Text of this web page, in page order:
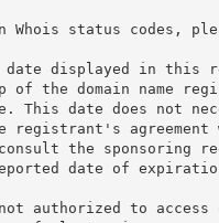
Whois status codes,
date displayed in this
of the domain name
This date does not
registrant's
the sponsoring
date of
not authorized to